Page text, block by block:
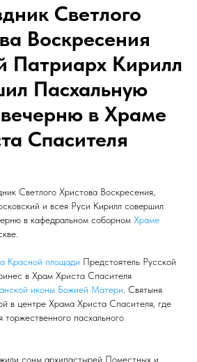
Светлого
Воскресения
Патриарх Кирилл
Пасхальную
в Храме
Спасителя
Светлого Христова Воскресения,
и всея Руси Кирилл совершил
в кафедральном соборном Храме
Красной площади Предстоятель Русской
в Храм Христа Спасителя
иконы Божией Матери. Святыня
в центре Храма Христа Спасителя, где
торжественного пасхального
сонм архипастырей Поместных и